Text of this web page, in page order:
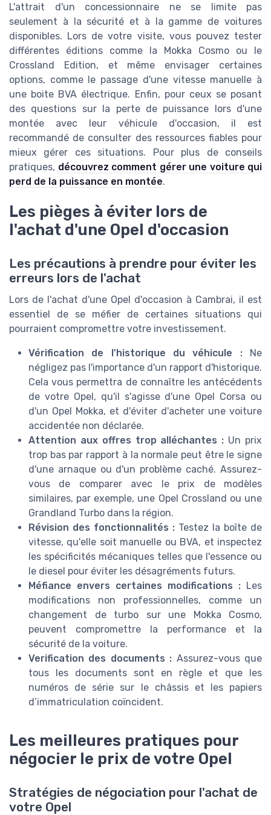
L'attrait d'un concessionnaire ne se limite pas
seulement à la sécurité et à la gamme de voitures
disponibles. Lors de votre visite, vous pouvez tester
différentes éditions comme la Mokka Cosmo ou le
Crossland Edition, et même envisager certaines
options, comme le passage d'une vitesse manuelle à
une boite BVA électrique. Enfin, pour ceux se posant
des questions sur la perte de puissance lors d'une
montée avec leur véhicule d'occasion, il est
recommandé de consulter des ressources fiables pour
mieux gérer ces situations. Pour plus de conseils
pratiques, découvrez comment gérer une voiture qui
perd de la puissance en montée.
Les pièges à éviter lors de
l'achat d'une Opel d'occasion
Les précautions à prendre pour éviter les
erreurs lors de l'achat
Lors de l'achat d'une Opel d'occasion à Cambrai, il est
essentiel de se méfier de certaines situations qui
pourraient compromettre votre investissement.
Vérification de l'historique du véhicule :Ne
négligez pas l'importance d'un rapport d'historique.
Cela vous permettra de connaître les antécédents
de votre Opel, qu'il s'agisse d'une Opel Corsa ou
d'un Opel Mokka, et d'éviter d'acheter une voiture
accidentée non déclarée.
Attention aux offres trop alléchantes : Un prix
trop bas par rapport à la normale peut être le signe
d'une arnaque ou d'un problème caché. Assurez-
vous de comparer avec le prix de modèles
similaires, par exemple, une Opel Crossland ou une
Grandland Turbo dans la région.
Révision des fonctionnalités : Testez la boîte de
vitesse, qu'elle soit manuelle ou BVA, et inspectez
les spécificités mécaniques telles que l'essence ou
le diesel pour éviter les désagréments futurs.
Méfiance envers certaines modifications : Les
modifications non professionnelles, comme un
changement de turbo sur une Mokka Cosmo,
peuvent compromettre la performance et la
sécurité de la voiture.
Verification des documents : Assurez-vous que
tous les documents sont en règle et que les
numéros de série sur le châssis et les papiers
d’immatriculation coïncident.
Les meilleures pratiques pour
négocier le prix de votre Opel
Stratégies de négociation pour l'achat de
votre Opel